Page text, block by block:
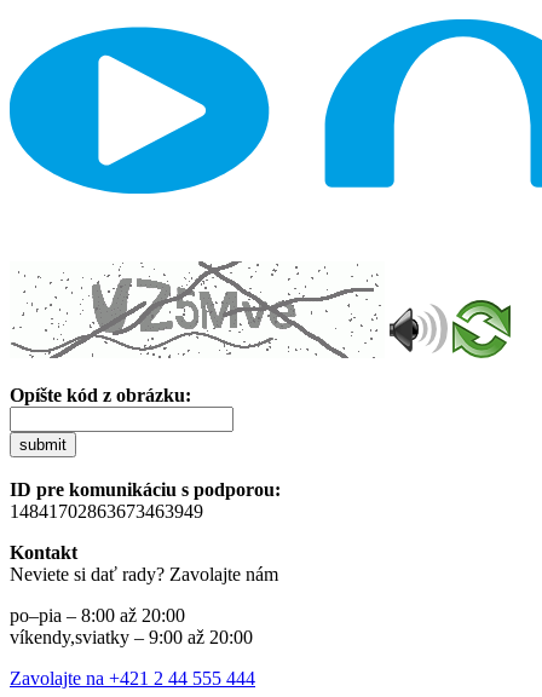
Opíšte kód z obrázku:
submit
ID pre komunikáciu s podporou:
14841702863673463949
Kontakt
Neviete si dať rady? Zavolajte nám
po–pia – 8:00 až 20:00
víkendy,sviatky – 9:00 až 20:00
Zavolajte na +421 2 44 555 444